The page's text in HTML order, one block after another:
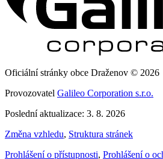
Oficiální stránky obce Draženov © 2026
Provozovatel Galileo Corporation s.r.o.
Poslední aktualizace: 3. 8. 2026
Změna vzhledu, Struktura stránek
Prohlášení o přístupnosti, Prohlášení o